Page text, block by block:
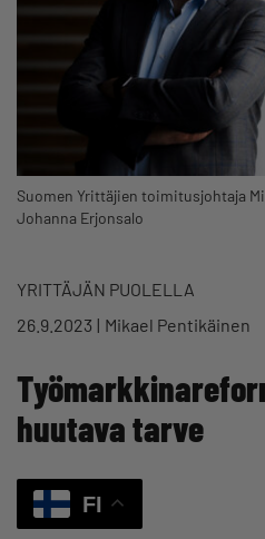
Suomen Yrittäjien toimitusjohtaja
Johanna Erjonsalo
YRITTÄJÄN PUOLELLA
26.9.2023
Mikael Pentikäinen
huutava tarve
FI